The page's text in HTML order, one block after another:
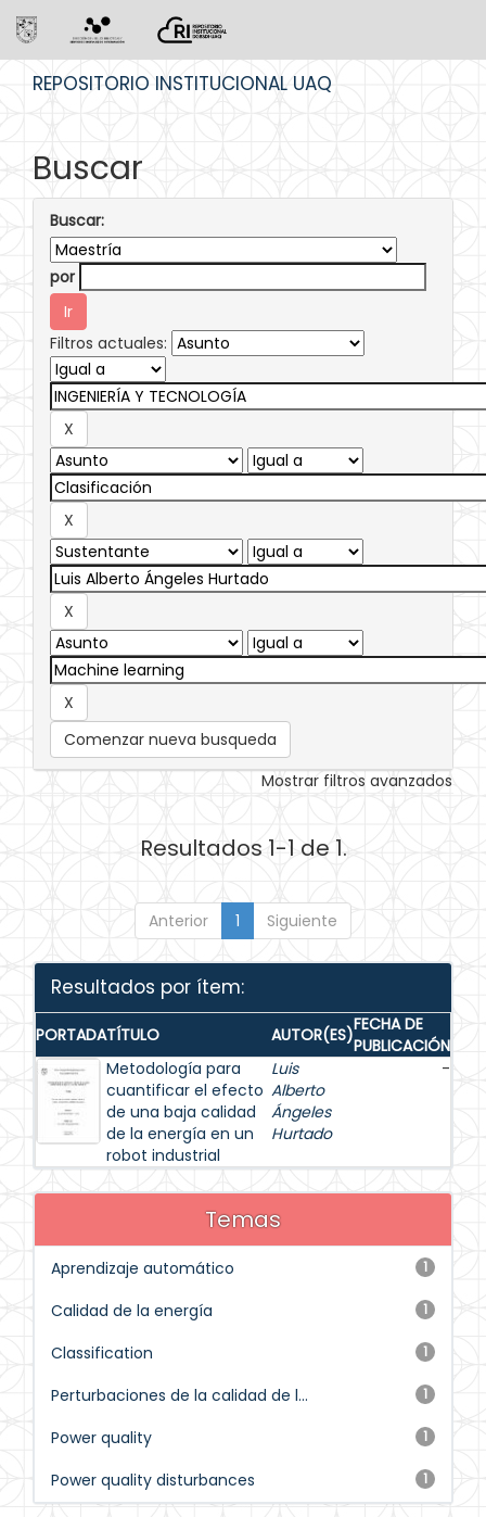
REPOSITORIO INSTITUCIONAL UAQ
Buscar
Buscar:
por
Filtros actuales:
Comenzar nueva busqueda
Mostrar filtros avanzados
Resultados 1-1 de 1.
Anterior 1 Siguiente
Resultados por ítem:
PORTADATÍTULO AUTOR(ES)FECHA DE
PUBLICACIÓN
Metodología para
cuantificar el efecto
de una baja calidad
de la energía en un
robot industrial
Luis
Alberto
Ángeles
Hurtado
-
Temas
1
Aprendizaje automático
1
Calidad de la energía
1
Classification
1
Perturbaciones de la calidad de l...
1
Power quality
1
Power quality disturbances